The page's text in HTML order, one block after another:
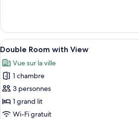
chambre :
Family
Room
le
type
de
Family
Room
Afficher
toutes
les
photos
pour
ce
type
Une
4
Double Room with View
Vue sur la ville
1 chambre
3 personnes
1 grand lit
Wi-Fi gratuit